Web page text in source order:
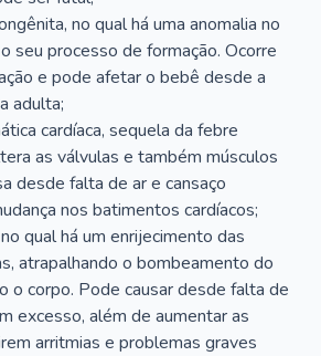
no qual há uma anomalia no
seu processo de formação. Ocorre
e pode afetar o bebê desde a
adulta;
cardíaca, sequela da febre
as válvulas e também músculos
desde falta de ar e cansaço
nos batimentos cardíacos;
qual há um enrijecimento das
atrapalhando o bombeamento do
o corpo. Pode causar desde falta de
excesso, além de aumentar as
arritmias e problemas graves